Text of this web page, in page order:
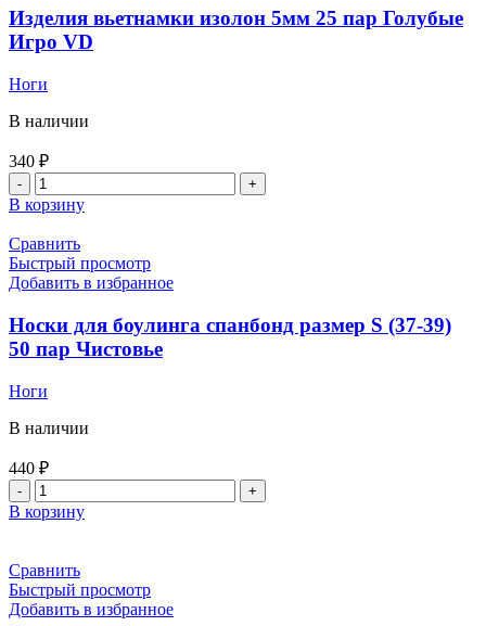
шт.
Чистовье
Изделия вьетнамки изолон 5мм 25 пар Голубые
Игро VD
Ноги
В наличии
340 ₽
Количество
товара
вьетнамки
изолон
5мм
пар
Голубые
Игро
В корзину
Сравнить
Быстрый просмотр
Добавить в избранное
Носки для боулинга спанбонд размер S (37-39)
50 пар Чистовье
Ноги
В наличии
440 ₽
Количество
товара
боулинга
спанбонд
размер
В корзину
Сравнить
Быстрый просмотр
Добавить в избранное